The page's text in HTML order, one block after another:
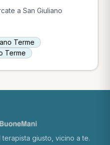
a San Giuliano
Terme
Terme
giusto, vicino a te.